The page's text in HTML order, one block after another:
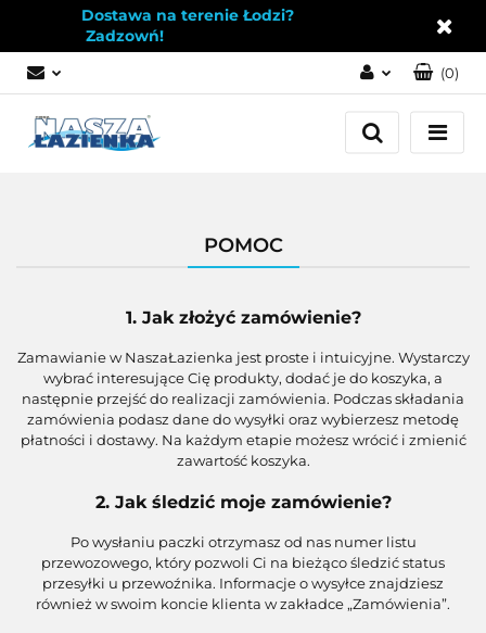
Dostawa na terenie Łodzi?
Zadzowń!
Zaloguj się
Załóż konto
(0)
POMOC
1. Jak złożyć zamówienie?
Zamawianie w NaszaŁazienka jest proste i intuicyjne. Wystarczy
wybrać interesujące Cię produkty, dodać je do koszyka, a
następnie przejść do realizacji zamówienia. Podczas składania
zamówienia podasz dane do wysyłki oraz wybierzesz metodę
płatności i dostawy. Na każdym etapie możesz wrócić i zmienić
zawartość koszyka.
2. Jak śledzić moje zamówienie?
Po wysłaniu paczki otrzymasz od nas numer listu
przewozowego, który pozwoli Ci na bieżąco śledzić status
przesyłki u przewoźnika. Informacje o wysyłce znajdziesz
również w swoim koncie klienta w zakładce „Zamówienia”.